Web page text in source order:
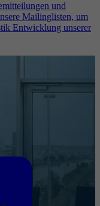
und
Mailinglisten, um
Entwicklung unserer